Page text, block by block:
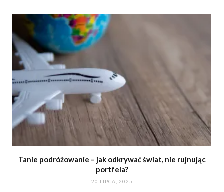
Tanie podróżowanie – jak odkrywać świat, nie rujnując
portfela?
20 LIPCA, 2025